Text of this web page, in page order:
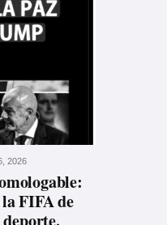
2026
FIFA de